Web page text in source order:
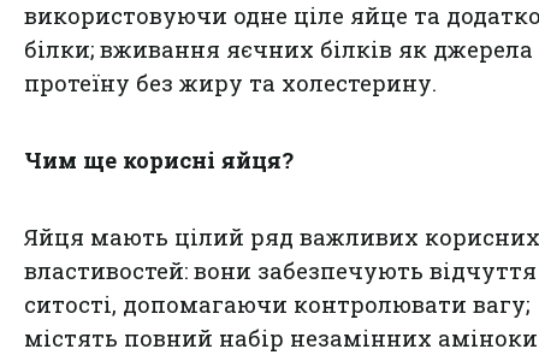
використовуючи одне ціле яйце та
білки; вживання яєчних білків як джерела
протеїну без жиру та холестерину.
Чим ще корисні яйця?
Яйця мають цілий ряд важливих корисних
властивостей: вони забезпечують відчуття
ситості, допомагаючи контролювати вагу;
містять повний набір незамінних